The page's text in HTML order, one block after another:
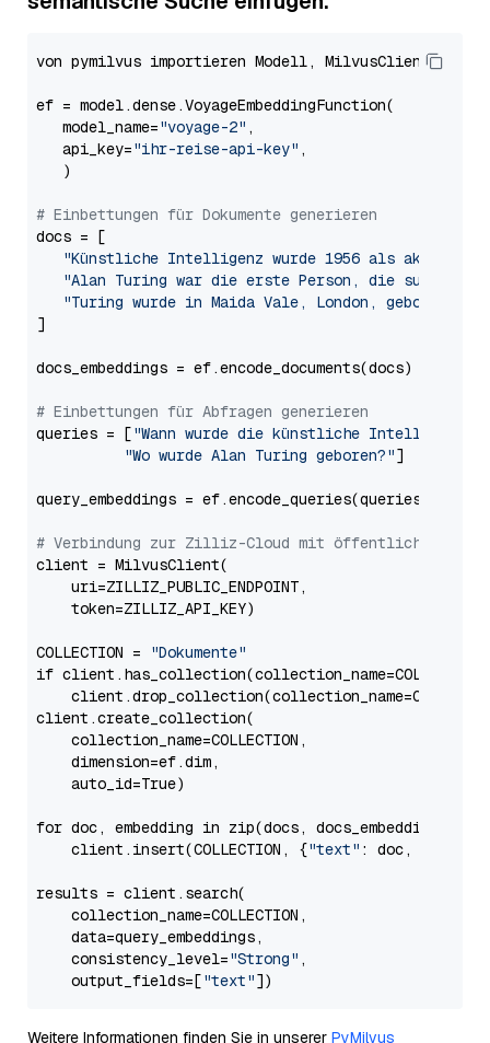
von pymilvus importieren Modell, MilvusClient
ef = model.dense.VoyageEmbeddingFunction(
   model_name=
"voyage-2" ,
   api_key=
"ihr-reise-api-key" ,
   )
# Einbettungen für Dokumente generieren
docs = [
"Künstliche Intelligenz wurde 1956 als
"Alan Turing war die erste Person, die
"Turing wurde in Maida Vale, London, geboren
]
docs_embeddings = ef.encode_documents(docs)
# Einbettungen für Abfragen generieren
queries = ["Wann wurde die künstliche Intelligenz
"Wo wurde Alan Turing geboren?"]
query_embeddings = ef.encode_queries(queries)
# Verbindung zur Zilliz-Cloud mit öffentlichem
client = MilvusClient(
    uri=ZILLIZ_PUBLIC_ENDPOINT,
    token=ZILLIZ_API_KEY)
COLLECTION =
"Dokumente"
if
client.create_collection(
    collection_name=COLLECTION,
    dimension=ef.dim,
    auto_id=True)
for doc, embedding in zip(docs, docs_embeddings):
    client.insert(COLLECTION, {
"text" : doc,
results = client.search(
    collection_name=COLLECTION,
    data=query_embeddings,
    consistency_level=
"Strong" ,
    output_fields=[
"text"
Weitere Informationen finden Sie in unserer PyMilvus